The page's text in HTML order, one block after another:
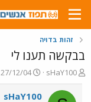
זהות בדויה
בבקשה תענו לי
פ
ו
ת
sHaY100
פ
ו
ר
27/12/04
sHaY100